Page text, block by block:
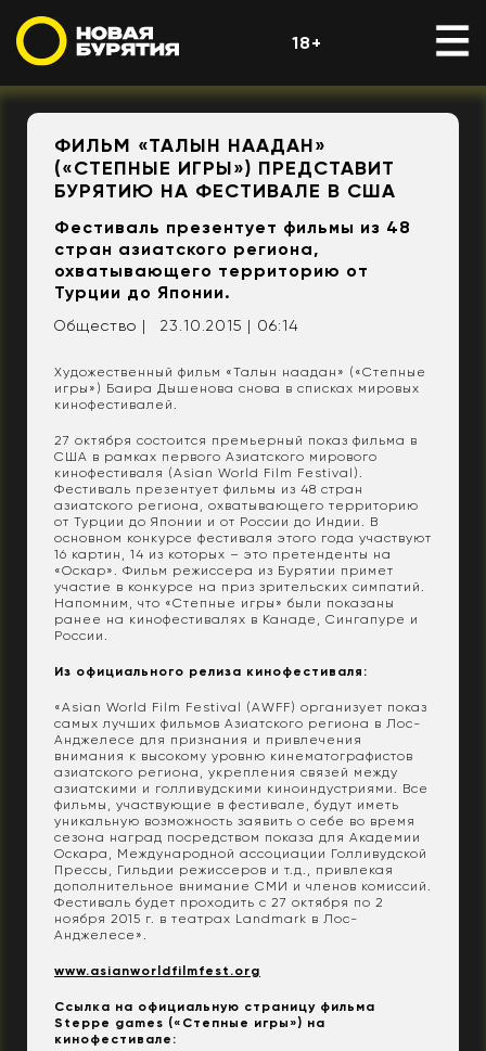
18+
​ФИЛЬМ «ТАЛЫН НААДАН»
(«СТЕПНЫЕ ИГРЫ») ПРЕДСТАВИТ
БУРЯТИЮ НА ФЕСТИВАЛЕ В США
Фестиваль презентует фильмы из 48
стран азиатского региона,
охватывающего территорию от
Турции до Японии.
Общество | 23.10.2015 | 06:14
Художественный фильм «Талын наадан» («Степные
игры») Баира Дышенова снова в списках мировых
кинофестивалей.
27 октября состоится премьерный показ фильма в
США в рамках первого Азиатского мирового
кинофестиваля (Asian World Film Festival).
Фестиваль презентует фильмы из 48 стран
азиатского региона, охватывающего территорию
от Турции до Японии и от России до Индии. В
основном конкурсе фестиваля этого года участвуют
16 картин, 14 из которых – это претенденты на
«Оскар». Фильм режиссера из Бурятии примет
участие в конкурсе на приз зрительских симпатий.
Напомним, что «Степные игры» были показаны
ранее на кинофестивалях в Канаде, Сингапуре и
России.
Из официального релиза кинофестиваля:
«Asian World Film Festival (AWFF) организует показ
самых лучших фильмов Азиатского региона в Лос-
Анджелесе для признания и привлечения
внимания к высокому уровню кинематографистов
азиатского региона, укрепления связей между
азиатскими и голливудскими киноиндустриями. Все
фильмы, участвующие в фестивале, будут иметь
уникальную возможность заявить о себе во время
сезона наград посредством показа для Академии
Оскара, Международной ассоциации Голливудской
Прессы, Гильдии режиссеров и т.д., привлекая
дополнительное внимание СМИ и членов комиссий.
Фестиваль будет проходить с 27 октября по 2
ноября 2015 г. в театрах Landmark в Лос-
Анджелесе».
www.asianworldfilmfest.org
Ссылка на официальную страницу фильма
Steppe games («Степные игры») на
кинофестивале: